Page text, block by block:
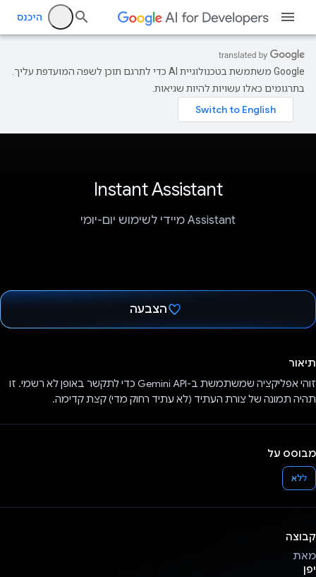
היכנס
‫Google משתמשת בטכנולוגיית AI כדי לתרגם תוכן לשפה המועדפת עליך.
בתרגומים כאלו עשויות להיות שגיאות.
Instant Assistant
Assistant מיידי לשימוש יום-יומי
הצבעה
תיאור
זוהי אפליקציה שמשתמשת ב-Gemini API כדי לתקשר באופן לא רשמי. זו
תהיה תמונה של צורת העתיד (לא עתיד רחוק מדי) קצת קדימה.
מבוסס על
ללא
קבוצה
מאת
יפן